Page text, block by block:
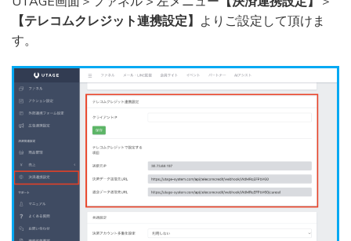
【テレコムクレジット連携設定】 よりご設定して頂けま
す。